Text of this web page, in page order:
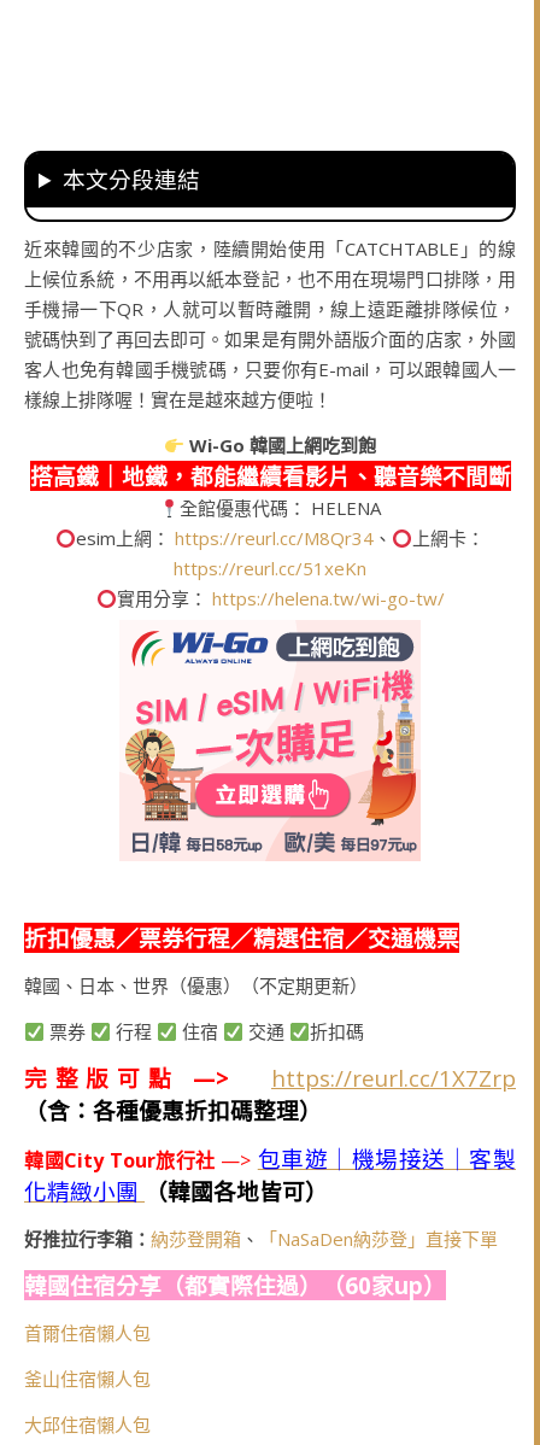
本文分段連結
近來韓國的不少店家，陸續開始使用「CATCHTABLE」的線
上候位系統，不用再以紙本登記，也不用在現場門口排隊，用
手機掃一下QR，人就可以暫時離開，線上遠距離排隊候位，
號碼快到了再回去即可。如果是有開外語版介面的店家，外國
客人也免有韓國手機號碼，只要你有E-mail，可以跟韓國人一
樣線上排隊喔！實在是越來越方便啦！
Wi-Go韓國上網吃到飽
搭高鐵｜地鐵，都能繼續看影片、聽音樂不間斷
全館優惠代碼： HELENA
esim上網： https://reurl.cc/M8Qr34 、
上網卡：
https://reurl.cc/51xeKn
實用分享： https://helena.tw/wi-go-tw/
折扣優惠／票券行程／精選住宿／交通機票
韓國、日本、世界（優惠）（不定期更新）
票券
行程 住宿 交通 折扣碼
完整版可點 —>
https://reurl.cc/1X7Zrp
（含：各種優惠折扣碼整理）
韓國City Tour旅行社 —> 包車遊｜機場接送｜客製
化精緻小團
（韓國各地皆可）
好推拉行李箱： 納莎登開箱 、 「NaSaDen納莎登」直接下單
韓國住宿分享（都實際住過）（60家up）
首爾住宿懶人包
釜山住宿懶人包
大邱住宿懶人包